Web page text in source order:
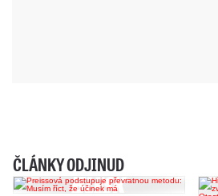
ČLÁNKY ODJINUD